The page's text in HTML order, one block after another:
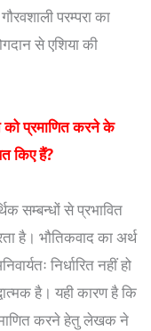
परम्परा का
से एशिया की
को प्रमाणित करने के
किए हैं?
सम्बन्धों से प्रभावित
है। भौतिकवाद का अर्थ
निर्धारित नहीं हो
है। यही कारण है कि
करने हेतु लेखक ने